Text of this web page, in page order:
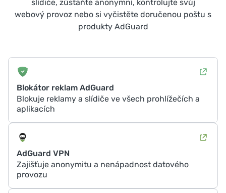
slídiče, zůstaňte anonymní, kontrolujte svůj
webový provoz nebo si vyčistěte doručenou poštu s
produkty AdGuard
Blokátor reklam AdGuard
Blokuje reklamy a slídiče ve všech prohlížečích a
aplikacích
AdGuard VPN
Zajišťuje anonymitu a nenápadnost datového
provozu